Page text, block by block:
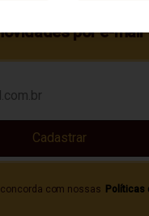
por e-mail
com nossas Políticas
Cadastrar